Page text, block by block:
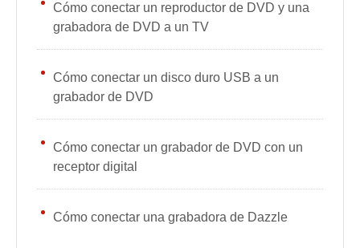
Cómo conectar un reproductor de DVD y una
grabadora de DVD a un TV
Cómo conectar un disco duro USB a un
grabador de DVD
Cómo conectar un grabador de DVD con un
receptor digital
Cómo conectar una grabadora de Dazzle